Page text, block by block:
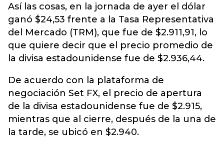
Así las cosas, en la jornada de ayer el dólar
ganó $24,53 frente a la Tasa Representativa
del Mercado (TRM), que fue de $2.911,91, lo
que quiere decir que el precio promedio de
la divisa estadounidense fue de $2.936,44.
De acuerdo con la plataforma de
negociación Set FX, el precio de apertura
de la divisa estadounidense fue de $2.915,
mientras que al cierre, después de la una de
la tarde, se ubicó en $2.940.